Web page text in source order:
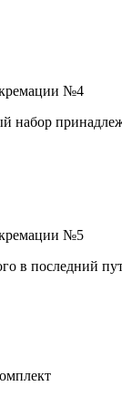
№4
набор
№5
в последний